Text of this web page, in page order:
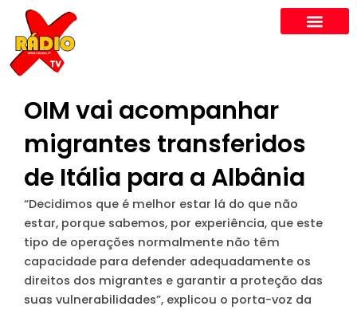
content
OIM vai acompanhar
migrantes transferidos
de Itália para a Albânia
“Decidimos que é melhor estar lá do que não
estar, porque sabemos, por experiência, que este
tipo de operações normalmente não têm
capacidade para defender adequadamente os
direitos dos migrantes e garantir a proteção das
suas vulnerabilidades”, explicou o porta-voz da